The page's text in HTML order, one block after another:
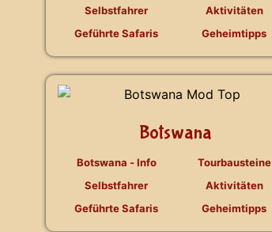
Selbstfahrer
Geführte Safaris
Aktivitäten
Geheimtipps
Botswana
Botswana - Info
Selbstfahrer
Geführte Safaris
Tourbausteine
Aktivitäten
Geheimtipps